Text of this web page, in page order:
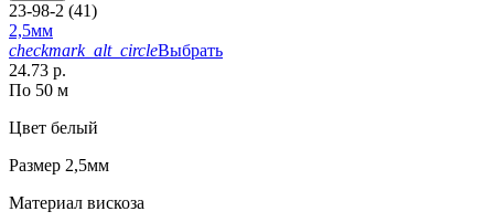
23-98-2 (41)
2,5мм
checkmark_alt_circleВыбрать
24.73 р.
По 50 м
Цвет белый
Размер 2,5мм
Материал вискоза